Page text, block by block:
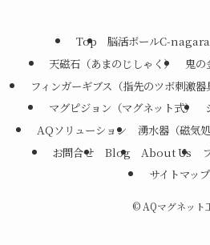
Top
脳活ボールC-nagara
天磁石（あまのじしゃく）
鬼の
フィンガーギブス（指先のツボ刺激器
マグピジョン（マグネット式）
AQソリューション
湧水器（磁気処
お問合せ
Blog About Us
サイトマップ
© AQマグネット